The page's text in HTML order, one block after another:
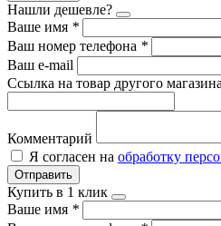
Нашли дешевле?
Ваше имя *
Ваш номер телефона *
Ваш e-mail
Ссылка на товар другого магазина
Комментарий
Я согласен на обработку
Отправить
Купить в 1 клик
Ваше имя *